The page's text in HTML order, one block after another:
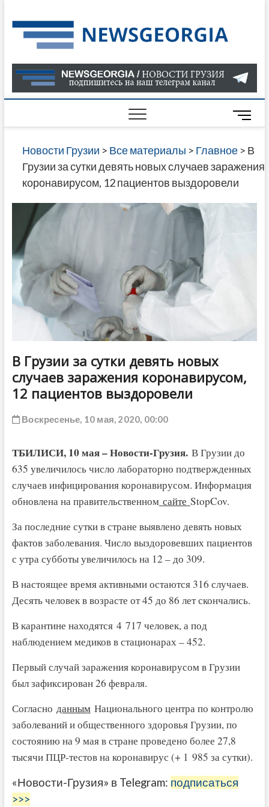
to
content
О
В
ГРУЗИИ
САЙТЕ
M
e
n
u
B
Новости Грузии > Все материалы > Главное> В
Грузии за сутки девять новых случаев заражения
коронавирусом, 12 пациентов выздоровели
В Грузии за сутки девять новых
случаев заражения коронавирусом,
12 пациентов выздоровели
Воскресенье, 10 мая, 2020, 00:00
ТБИЛИСИ, 10 мая – Новости-Грузия.В Грузии до
635 увеличилось число лабораторно подтвержденных
случаев инфицирования коронавирусом. Информация
обновлена на правительственном сайте StopCov.
За последние сутки в стране выявлено девять новых
фактов заболевания. Число выздоровевших пациентов
с утра субботы увеличилось на 12 – до 309.
В настоящее время активными остаются 316 случаев.
Десять человек в возрасте от 45 до 86 лет скончались.
В карантине находятся 4 717 человек, а под
наблюдением медиков в стационарах – 452.
Первый случай заражения коронавирусом в Грузии
был зафиксирован 26 февраля.
Согласно даннымНационального центра по контролю
заболеваний и общественного здоровья Грузии, по
состоянию на 9 мая в стране проведено более 27,8
тысячи ПЦР-тестов на коронавирус (+ 1 985 за сутки).
«Новости-Грузия» в Telegram: подписаться
>>>